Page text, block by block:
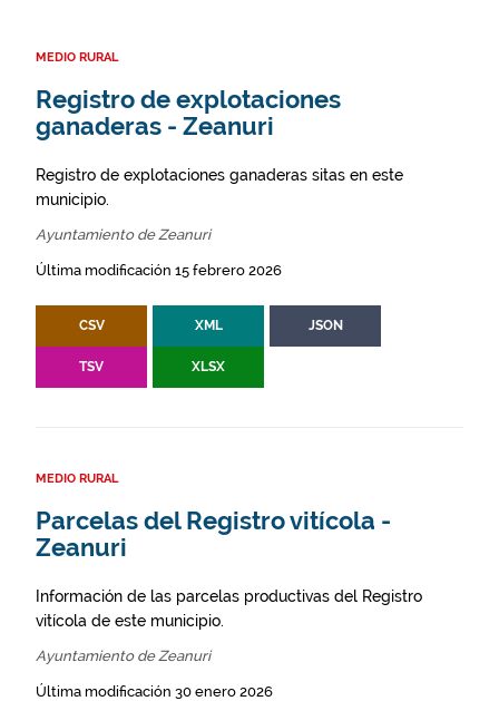
MEDIO RURAL
Registro de explotaciones
ganaderas - Zeanuri
Registro de explotaciones ganaderas sitas en este
municipio.
Ayuntamiento de Zeanuri
Última modificación 15 febrero 2026
CSV XML JSON
TSV XLSX
MEDIO RURAL
Parcelas del Registro vitícola -
Zeanuri
Información de las parcelas productivas del Registro
vitícola de este municipio.
Ayuntamiento de Zeanuri
Última modificación 30 enero 2026